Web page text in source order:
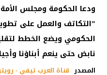
ودعا الحكومة ومجلس
”التكاتف والعمل على
الحكومي ويضع الخطط
نابض حتى ينعم أبناؤنا
المصدر قناة العرب تيفي -